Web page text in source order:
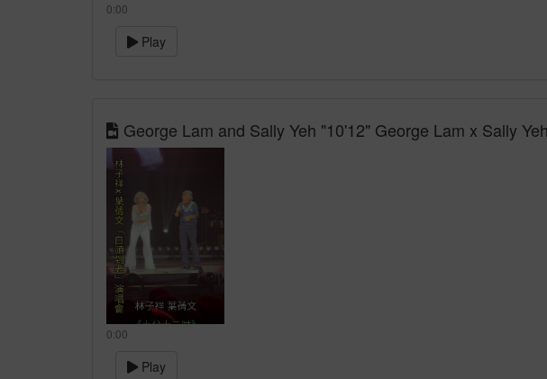
0:00
Play
George Lam and Sally Yeh "10'12" George Lam x Sally
0:00
Play